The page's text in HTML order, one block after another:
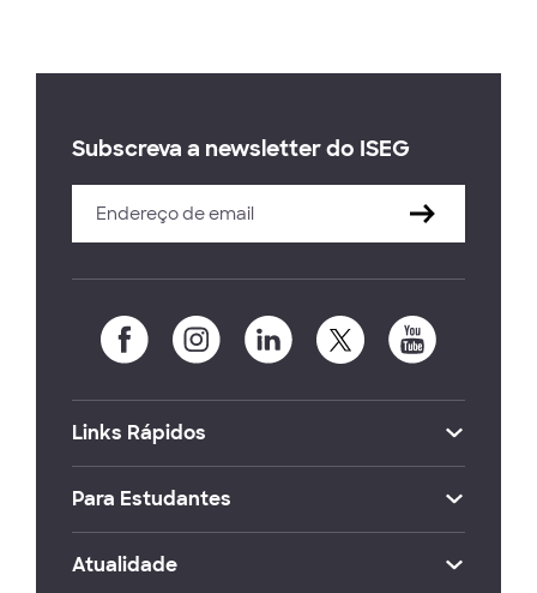
Subscreva a newsletter do ISEG
Links Rápidos
Para Estudantes
Atualidade